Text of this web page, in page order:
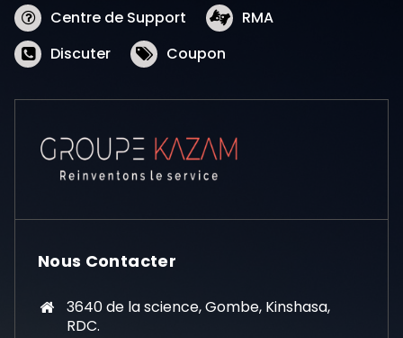
Centre de Support
RMA
Discuter
Coupon
Nous Contacter
3640 de la science, Gombe, Kinshasa,
RDC.